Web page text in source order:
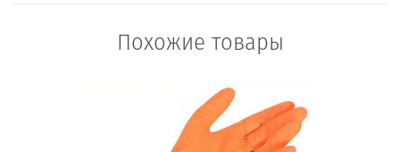
Похожие товары